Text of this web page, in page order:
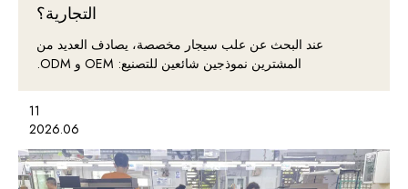
التجارية؟
عند البحث عن علب سيجار مخصصة، يصادف العديد من
المشترين نموذجين شائعين للتصنيع: OEM و ODM.
11
2026.06